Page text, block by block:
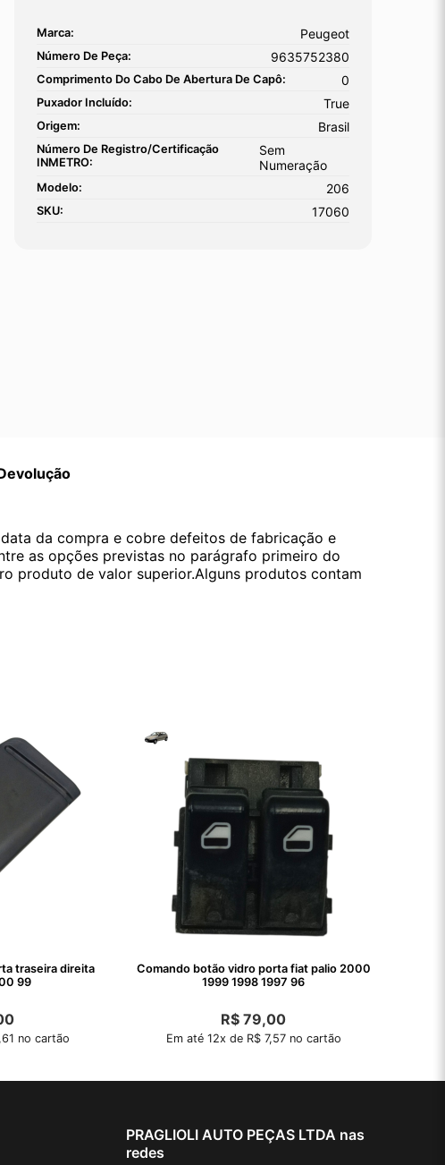
Marca: Peugeot
Número De Peça: 9635752380
Comprimento Do Cabo De Abertura De Capô: 0
Puxador Incluído: True
Origem: Brasil
Número De Registro/certificação
INMETRO:
Sem
Numeração
Modelo: 206
SKU: 17060
da compra e cobre defeitos de fabricação e
as opções previstas no parágrafo primeiro do
produto de valor superior.Alguns produtos contam
traseira direita
99
no cartão
Comando botão vidro porta fiat palio 2000
1999 1998 1997 96
R$ 79,00
Em até 12x de R$ 7,57 no cartão
PRAGLIOLI AUTO PEÇAS LTDA nas
redes